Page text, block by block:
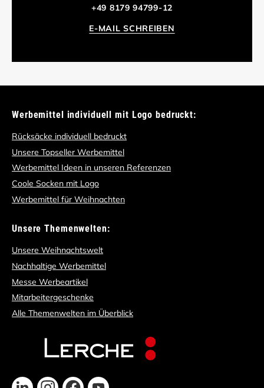
+49 8179 94799-12
E-MAIL SCHREIBEN
Werbemittel individuell mit Logo bedruckt:
Rücksäcke individuell bedruckt
Unsere Topseller Werbemittel
Werbemittel Ideen in unseren Referenzen
Coole Socken mit Logo
Werbemittel für Weihnachten
Unsere Themenwelten:
Unsere Weihnachtswelt
Nachhaltige Werbemittel
Messe Werbeartikel
Mitarbeitergeschenke
Alle Themenwelten im Überblick